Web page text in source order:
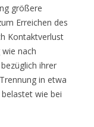
größere
Erreichen des
Kontaktverlust
nach
ihrer
in etwa
wie bei